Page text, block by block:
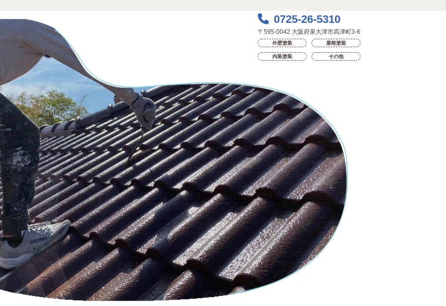
0725-26-5310
〒595-0042 大阪府泉大津市高津町3-6
外壁塗装 屋根塗装
内装塗装 その他